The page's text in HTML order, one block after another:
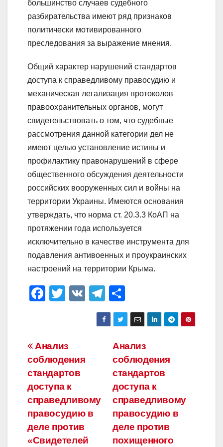
большинство случаев судебного
разбирательства имеют ряд признаков
политически мотивированного
преследования за выражение мнения.
Общий характер нарушений стандартов
доступа к справедливому правосудию и
механическая легализация протоколов
правоохранительных органов, могут
свидетельствовать о том, что судебные
рассмотрения данной категории дел не
имеют целью установление истины и
профилактику правонарушений в сфере
общественного обсуждения деятельности
российских вооруженных сил и войны на
территории Украины. Имеются основания
утверждать, что норма ст. 20.3.3 КоАП на
протяжении года используется
исключительно в качестве инструмента для
подавления антивоенных и проукраинских
настроений на территории Крыма.
F
e
b
o
o
k
T
er
V
T
el
e
gr
a
m
тп
р
а
в
и
ть
Навигация
по
записям
Анализ
соблюдения
стандартов
доступа к
справедливому
правосудию в
деле против
похищенного
Анализ
соблюдения
стандартов
доступа к
справедливому
правосудию в
деле против
«Свидетелей